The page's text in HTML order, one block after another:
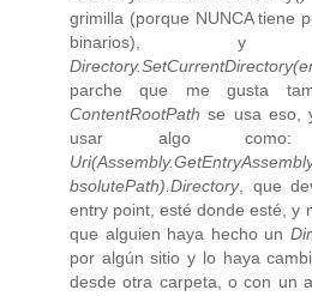
grimilla (porque NUNCA tiene
binarios), y
parche que me gusta
ContentRootPath se usa eso,
usar algo
bsolutePath).Directory, que
entry point, esté donde esté, y
que alguien haya hecho un
por algún sitio y lo haya
desde otra carpeta, o con un